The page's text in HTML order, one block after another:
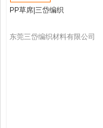
PP草席|三岱编织
东莞三岱编织材料有限公司